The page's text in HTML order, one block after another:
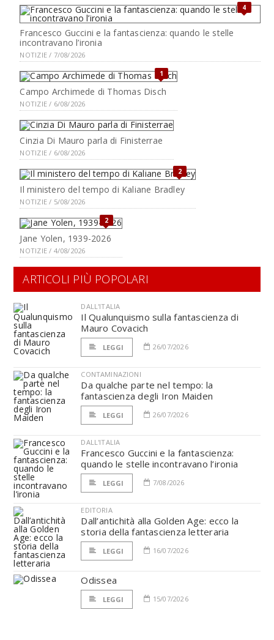
4
Francesco Guccini e la fantascienza: quando le stelle
incontravano l’ironia
NOTIZIE / 7/08/2026
1
Campo Archimede di Thomas Disch
NOTIZIE / 6/08/2026
Cinzia Di Mauro parla di Finisterrae
NOTIZIE / 6/08/2026
2
Il ministero del tempo di Kaliane Bradley
NOTIZIE / 5/08/2026
2
Jane Yolen, 1939-2026
NOTIZIE / 4/08/2026
ARTICOLI PIÙ POPOLARI
DALL'ITALIA
Il Qualunquismo sulla fantascienza di
Mauro Covacich
LEGGI 26/07/2026
CONTAMINAZIONI
Da qualche parte nel tempo: la
fantascienza degli Iron Maiden
LEGGI 26/07/2026
DALL'ITALIA
Francesco Guccini e la fantascienza:
quando le stelle incontravano l’ironia
LEGGI 7/08/2026
EDITORIA
Dall’antichità alla Golden Age: ecco la
storia della fantascienza letteraria
LEGGI 16/07/2026
Odissea
LEGGI 15/07/2026